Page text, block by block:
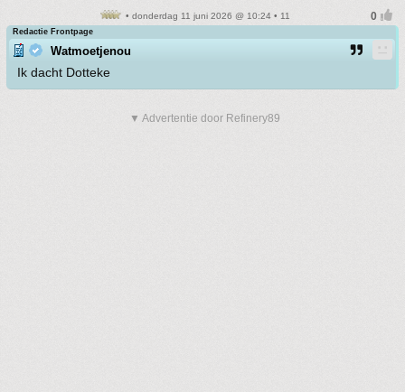
• donderdag 11 juni 2026 @ 10:24 • 11
Redactie Frontpage
Watmoetjenou
Ik dacht Dotteke
▼ Advertentie door Refinery89